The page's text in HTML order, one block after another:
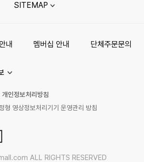
SITEMAP
내 멤버십 안내 단체주문문의
개인정보처리방침
형 영상정보처리기기 운영관리 방침
ALL RIGHTS RESERVED